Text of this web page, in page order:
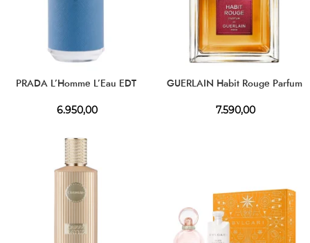
PRADA L’Homme L’Eau EDT
6.950,00
GUERLAIN Habit Rouge Parfum
7.590,00